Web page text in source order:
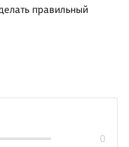
правильный
0